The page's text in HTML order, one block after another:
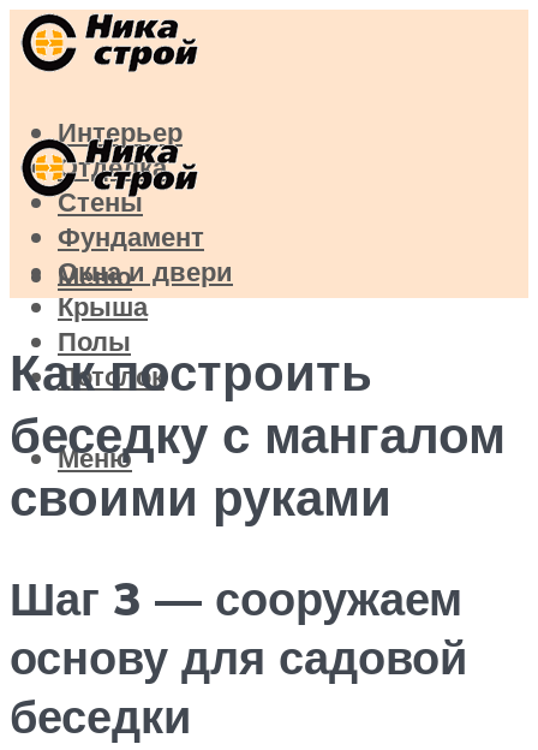
Интерьер
Отделка
Стены
Фундамент
Окна и двери
Крыша
Полы
Потолок
Меню
Меню
Как построить
беседку с мангалом
своими руками
Шаг 3 — сооружаем
основу для садовой
беседки